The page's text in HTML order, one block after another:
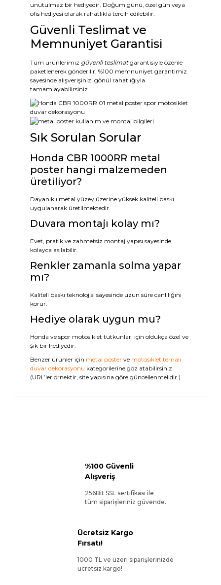
unutulmaz bir hediyedir. Doğum günü, özel gün veya
ofis hediyesi olarak rahatlıkla tercih edilebilir.
Güvenli Teslimat ve
Memnuniyet Garantisi
Tüm ürünlerimiz güvenli teslimatgarantisiyle özenle
paketlenerek gönderilir. %100 memnuniyet garantimiz
sayesinde alışverişinizi gönül rahatlığıyla
tamamlayabilirsiniz.
Sık Sorulan Sorular
Honda CBR 1000RR metal
poster hangi malzemeden
üretiliyor?
Dayanıklı metal yüzey üzerine yüksek kaliteli baskı
uygulanarak üretilmektedir.
Duvara montajı kolay mı?
Evet, pratik ve zahmetsiz montaj yapısı sayesinde
kolayca asılabilir.
Renkler zamanla solma yapar
mı?
Kaliteli baskı teknolojisi sayesinde uzun süre canlılığını
korur.
Hediye olarak uygun mu?
Honda ve spor motosiklet tutkunları için oldukça özel ve
şık bir hediyedir.
Benzer ürünler için metal poster ve motosiklet temalı
duvar dekorasyonu kategorilerine göz atabilirsiniz.
(URL’ler örnektir, site yapısına göre güncellenmelidir.)
%100 Güvenli
Alışveriş
256Bit SSL sertifikası ile
tüm siparişleriniz güvende.
Ücretsiz Kargo
Fırsatı!
1000 TL ve üzeri siparişlerinizde
ücretsiz kargo!